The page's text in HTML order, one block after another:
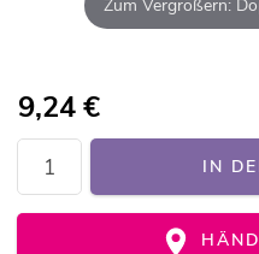
Zum Vergrößern:
9,24€
IN